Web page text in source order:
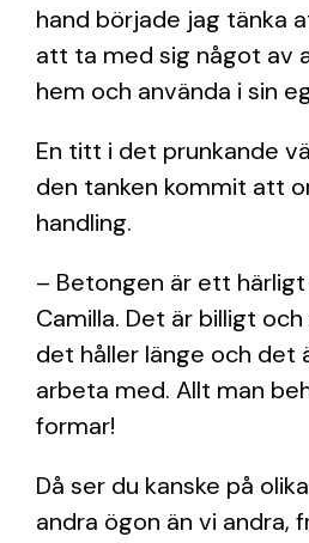
hand började jag tänka
att ta med sig något av
hem och använda i sin
En titt i det prunkande
den tanken kommit att
handling.
– Betongen är ett
Camilla. Det är billigt
det håller länge och det
arbeta med. Allt man
formar!
Då ser du kanske på
andra ögon än vi andra,